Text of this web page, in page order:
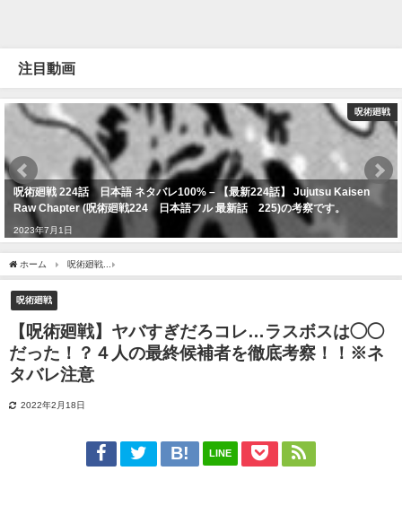
注目動画
呪術廻戦
呪術廻戦 224話 日本語 ネタバレ100% – 【最新224話】 Jujutsu Kaisen
Raw Chapter (呪術廻戦224 日本語フル 最新話 225)の考察です。
2023年7月1日
ホーム 呪術廻戦
呪術廻戦
【呪術廻戦】ヤバすぎだろコレ…ラスボスは◯◯
だった！？４人の最終候補者を徹底考察！！※ネ
タバレ注意
2022年2月18日
LINE